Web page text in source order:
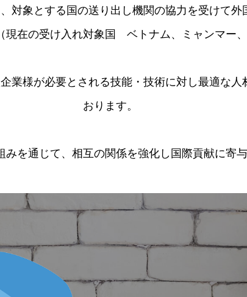
対象とする国の送り出し機関の協力を受けて
現在の受け入れ対象国 ベトナム、ミャンマー
業様が必要とされる技能・技術に対し最適な
おります。
を通じて、相互の関係を強化し国際貢献に寄